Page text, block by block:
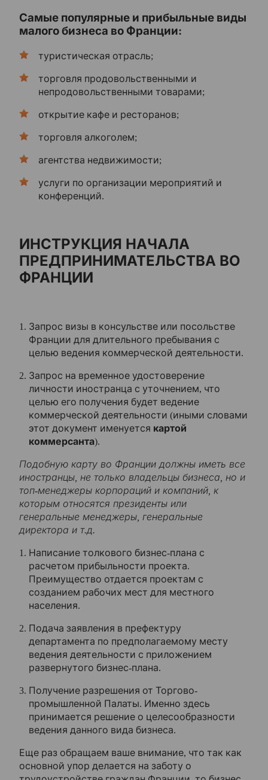
Самые популярные и прибыльные виды
малого бизнеса во Франции:
туристическая отрасль;
торговля продовольственными и
непродовольственными товарами;
открытие кафе и ресторанов;
торговля алкоголем;
агентства недвижимости;
услуги по организации мероприятий и
конференций.
ИНСТРУКЦИЯ НАЧАЛА
ПРЕДПРИНИМАТЕЛЬСТВА ВО
ФРАНЦИИ
Запрос визы в консульстве или посольстве
Франции для длительного пребывания с
целью ведения коммерческой деятельности.
Запрос на временное удостоверение
личности иностранца с уточнением, что
целью его получения будет ведение
коммерческой деятельности (иными словами
этот документ именуется картой
коммерсанта).
Подобную карту во Франции должны иметь все
иностранцы, не только владельцы бизнеса, но и
топ-менеджеры корпораций и компаний, к
которым относятся президенты или
генеральные менеджеры, генеральные
директора и т.д.
Написание толкового бизнес-плана с
расчетом прибыльности проекта.
Преимущество отдается проектам с
созданием рабочих мест для местного
населения.
Подача заявления в префектуру
департамента по предполагаемому месту
ведения деятельности с приложением
развернутого бизнес-плана.
Получение разрешения от Торгово-
промышленной Палаты. Именно здесь
принимается решение о целесообразности
ведения данного вида бизнеса.
Еще раз обращаем ваше внимание, что так как
основной упор делается на заботу о